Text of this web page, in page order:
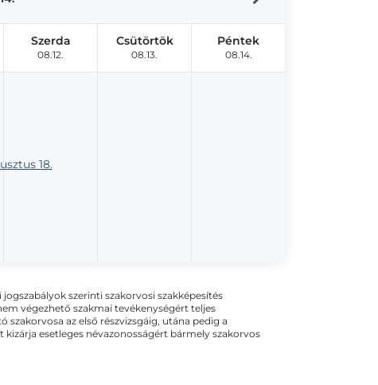
18.
Szerda
08.12.
Csütörtök
08.13.
Péntek
08.14.
szerinti szakorvosi szakképesítés
végezhető szakmai tevékenységért teljes
szakorvosa az első részvizsgáig, utána pedig a
esetleges névazonosságért bármely szakorvos